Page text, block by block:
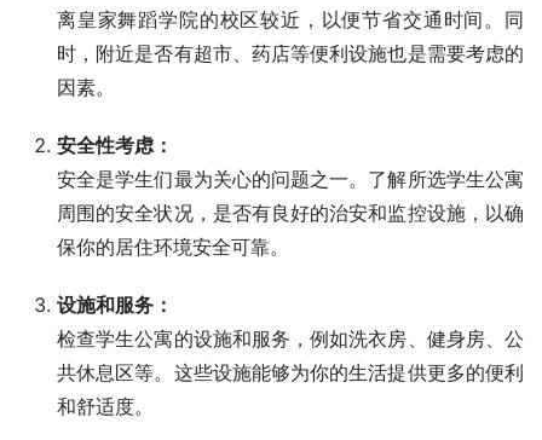
离皇家舞蹈学院的校区较近，以便节省交通时间。同
时，附近是否有超市、药店等便利设施也是需要考虑的
因素。
安全性考虑：
安全是学生们最为关心的问题之一。了解所选学生公寓
周围的安全状况，是否有良好的治安和监控设施，以确
保你的居住环境安全可靠。
设施和服务：
检查学生公寓的设施和服务，例如洗衣房、健身房、公
共休息区等。这些设施能够为你的生活提供更多的便利
和舒适度。